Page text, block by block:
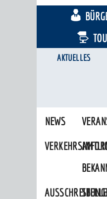
AKTUELLES
NEWS